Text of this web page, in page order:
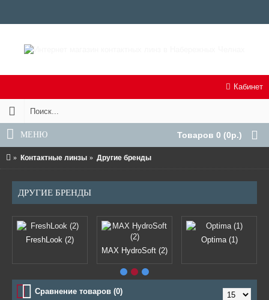
Товаров 0 (0р.)
Кабинет
МЕНЮ
Контактные линзы Другие бренды
ДРУГИЕ БРЕНДЫ
FreshLook (2)
MAX HydroSoft (2)
Optima (1)
Сравнение товаров (0)